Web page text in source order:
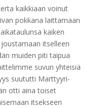
kaikkiaan voinut
pokkana laittamaan
kaiken
itselleen
muiden piti taipua
suvun yhteisiä
suututti Marttyyri-
otti aina toiset
itsekseen